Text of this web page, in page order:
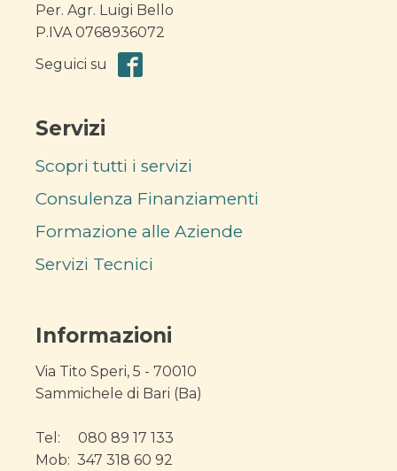
Per. Agr. Luigi Bello
P.IVA 0768936072
Seguici su
Servizi
Scopri tutti i servizi
Consulenza Finanziamenti
Formazione alle Aziende
Servizi Tecnici
Informazioni
Via Tito Speri, 5 - 70010
Sammichele di Bari (Ba)
Tel: 080 89 17 133
Mob: 347 318 60 92